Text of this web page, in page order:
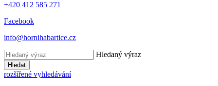
+420 412 585 271
Facebook
info@hornihabartice.cz
Hledaný výraz
Hledat
rozšířené vyhledávání